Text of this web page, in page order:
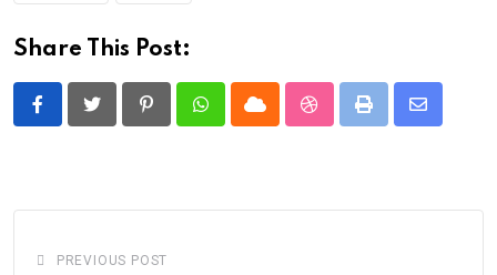
Share This Post:
PinterestWhatsappCloud StumbleUpon
Print
Share
PREVIOUS POST